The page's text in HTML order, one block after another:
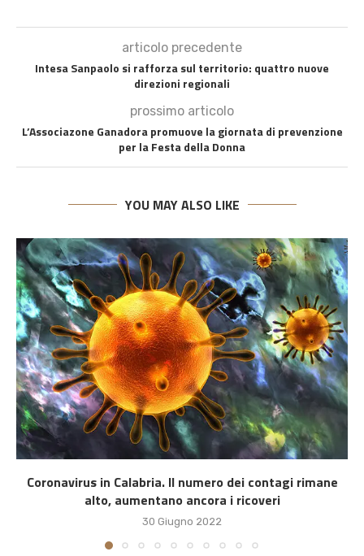
articolo precedente
Intesa Sanpaolo si rafforza sul territorio: quattro nuove
direzioni regionali
prossimo articolo
L’Associazone Ganadora promuove la giornata di prevenzione
per la Festa della Donna
YOU MAY ALSO LIKE
Coronavirus in Calabria. Il numero dei contagi rimane
alto, aumentano ancora i ricoveri
30 Giugno 2022